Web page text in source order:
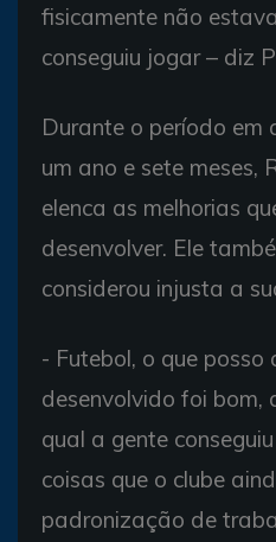
fisicamente não
conseguiu jogar – diz
Durante o período em
um ano e sete meses,
elenca as melhorias
desenvolver. Ele
considerou injusta a
- Futebol, o que
desenvolvido foi bom,
qual a gente
coisas que o clube
padronização de